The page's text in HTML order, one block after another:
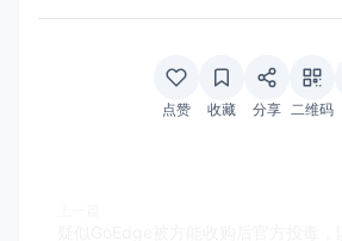
点赞 收藏 分享 二维码